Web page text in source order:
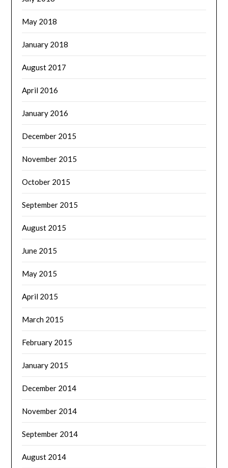
May 2018
January 2018
August 2017
April 2016
January 2016
December 2015
November 2015
October 2015
September 2015
August 2015
June 2015
May 2015
April 2015
March 2015
February 2015
January 2015
December 2014
November 2014
September 2014
August 2014